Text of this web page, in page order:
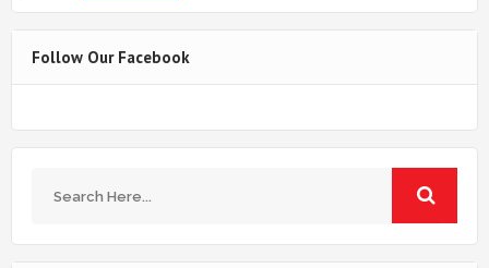
Follow Our Facebook